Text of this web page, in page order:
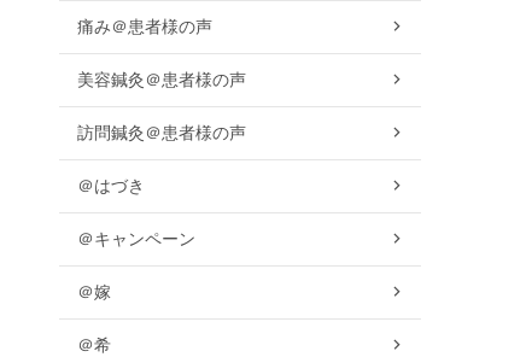
痛み＠患者様の声
美容鍼灸＠患者様の声
訪問鍼灸＠患者様の声
＠はづき
＠キャンペーン
＠嫁
＠希